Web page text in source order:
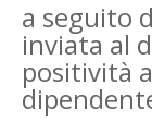
a seguito
inviata al
positività